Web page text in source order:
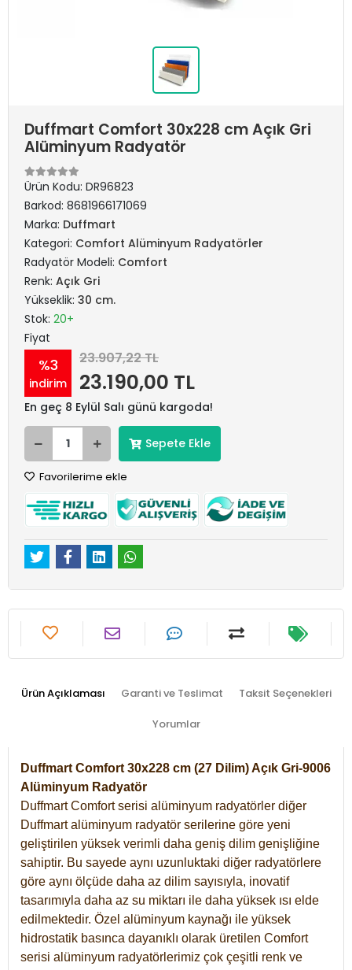
Duffmart Comfort 30x228 cm Açık Gri
Alüminyum Radyatör
Ürün Kodu: DR96823
Barkod: 8681966171069
Marka: Duffmart
Kategori: Comfort Alüminyum Radyatörler
Radyatör Modeli: Comfort
Renk: Açık Gri
Yükseklik: 30 cm.
Stok: 20+
Fiyat
%3
indirim
23.907,22 TL
23.190,00 TL
En geç 8 Eylül Salı günü kargoda!
Sepete Ekle
Favorilerime ekle
Ürün Açıklaması Garanti ve Teslimat Taksit Seçenekleri
Yorumlar
Duffmart Comfort 30x228 cm (27 Dilim) Açık Gri-9006
Alüminyum Radyatör
Duffmart Comfort serisi alüminyum radyatörler diğer
Duffmart alüminyum radyatör serilerine göre yeni
geliştirilen yüksek verimli daha geniş dilim genişliğine
sahiptir. Bu sayede aynı uzunluktaki diğer radyatörlere
göre aynı ölçüde daha az dilim sayısıyla, inovatif
tasarımıyla daha az su miktarı ile daha yüksek ısı elde
edilmektedir. Özel alüminyum kaynağı ile yüksek
hidrostatik basınca dayanıklı olarak üretilen Comfort
serisi alüminyum radyatörlerimiz çok çeşitli renk ve